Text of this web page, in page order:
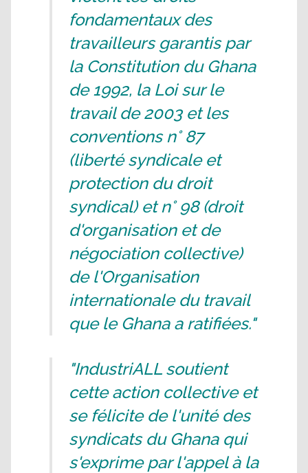
fondamentaux des
travailleurs garantis par
la Constitution du Ghana
de 1992, la Loi sur le
travail de 2003 et les
conventions n° 87
(liberté syndicale et
protection du droit
syndical) et n° 98 (droit
d'organisation et de
négociation collective)
de l'Organisation
internationale du travail
que le Ghana a ratifiées."
"IndustriALL soutient
cette action collective et
se félicite de l'unité des
syndicats du Ghana qui
s'exprime par l'appel à la